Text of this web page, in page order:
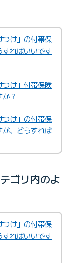
け」の付帯保
ればいいです
け」付帯保険
？
け」の付帯保
、どうすれば
ゴリ内のよ
け」の付帯保
ればいいです